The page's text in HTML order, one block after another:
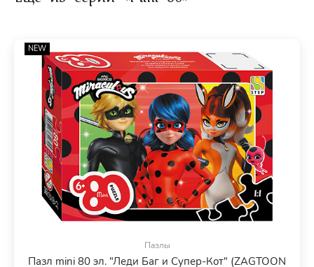
NEW
Пазлы
Пазл mini 80 эл. "Леди Баг и Супер-Кот" (ZAGTOON